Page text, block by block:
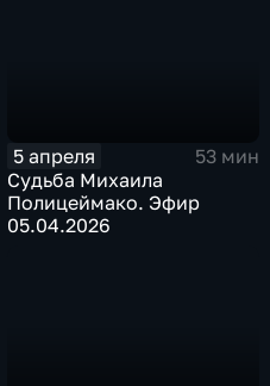
5 апреля
53 мин
Судьба Михаила
Полицеймако. Эфир
05.04.2026